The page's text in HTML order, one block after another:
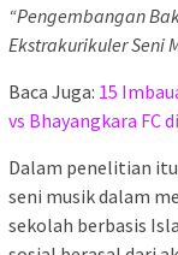
“Pengembangan
Ekstrakurikuler Seni
Baca Juga: 15
vs Bhayangkara FC
Dalam penelitian
seni musik dalam
sekolah berbasis